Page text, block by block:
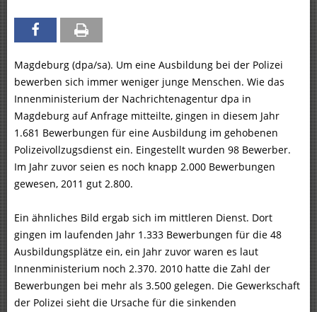
Magdeburg (dpa/sa). Um eine Ausbildung bei der Polizei
bewerben sich immer weniger junge Menschen. Wie das
Innenministerium der Nachrichtenagentur dpa in
Magdeburg auf Anfrage mitteilte, gingen in diesem Jahr
1.681 Bewerbungen für eine Ausbildung im gehobenen
Polizeivollzugsdienst ein. Eingestellt wurden 98 Bewerber.
Im Jahr zuvor seien es noch knapp 2.000 Bewerbungen
gewesen, 2011 gut 2.800.
Ein ähnliches Bild ergab sich im mittleren Dienst. Dort
gingen im laufenden Jahr 1.333 Bewerbungen für die 48
Ausbildungsplätze ein, ein Jahr zuvor waren es laut
Innenministerium noch 2.370. 2010 hatte die Zahl der
Bewerbungen bei mehr als 3.500 gelegen. Die Gewerkschaft
der Polizei sieht die Ursache für die sinkenden